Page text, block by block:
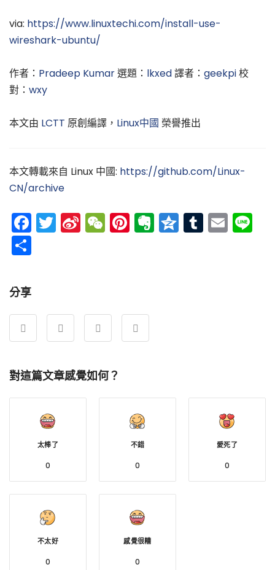
via: https://www.linuxtechi.com/install-use-
wireshark-ubuntu/
作者： Pradeep Kumar選題： lkxed譯者： geekpi校
對： wxy
本文由 LCTT 原創編譯， Linux中國 榮譽推出
本文轉載來自 Linux 中國: https://github.com/Linux-
CN/archive
Facebook
Twitter
SinaWeChat
Pinterest
Evernote
Qzone
Tumblr
分享
對這篇文章感覺如何？
太棒了
0
不錯
0
愛死了
0
不太好
0
感覺很糟
0